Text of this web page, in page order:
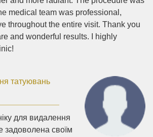
medical team was professional,
throughout the entire visit. Thank you
and wonderful results. I highly
татуювань
для видалення
задоволена своїм